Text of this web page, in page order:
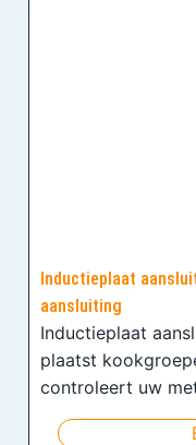
Inductieplaat
aansluiting
Inductieplaat
plaatst
controleert uw